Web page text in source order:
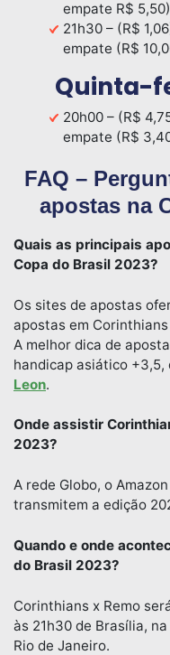
empate R$ 5,50)
21h30 – (R$
empate (R$
Quinta-
20h00 – (R$
empate (R$
FAQ –
apostas na
Quais as principais
Copa do Brasil 2023?
Os sites de apostas
apostas em
A melhor dica de
handicap asiático +3,5,
Leon.
Onde assistir
2023?
A rede Globo, o
transmitem a edição
Quando e onde
do Brasil 2023?
Corinthians x Remo
às 21h30 de Brasília,
Rio de Janeiro.